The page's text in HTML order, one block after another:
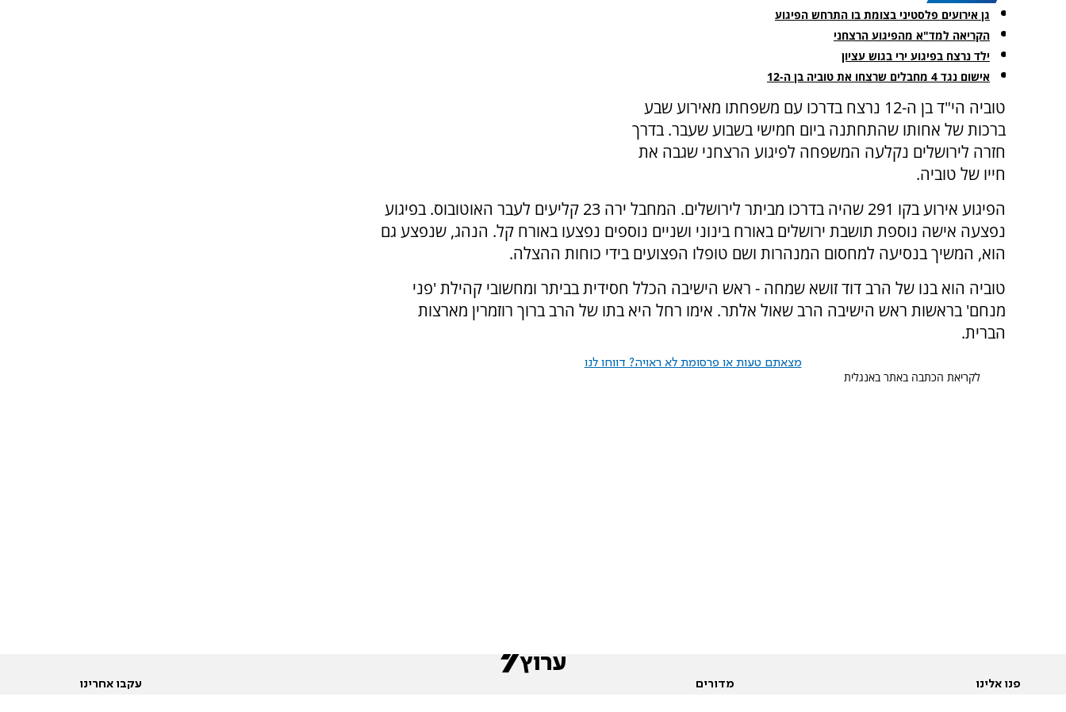
גן אירועים פלסטיני בצומת בו התרחש הפיגוע
הקריאה למד"א מהפיגוע הרצחני
ילד נרצח בפיגוע ירי בגוש עציון
אישום נגד 4 מחבלים שרצחו את טוביה בן ה-12
טוביה הי"ד בן ה-12 נרצח בדרכו עם משפחתו מאירוע שבע
ברכות של אחותו שהתחתנה ביום חמישי בשבוע שעבר. בדרך
חזרה לירושלים נקלעה המשפחה לפיגוע הרצחני שגבה את
חייו של טוביה.
הפיגוע אירוע בקו 291 שהיה בדרכו מביתר לירושלים. המחבל ירה 23 קליעים לעבר האוטובוס. בפיגוע
נפצעה אישה נוספת תושבת ירושלים באורח בינוני ושניים נוספים נפצעו באורח קל. הנהג, שנפצע גם
הוא, המשיך בנסיעה למחסום המנהרות ושם טופלו הפצועים בידי כוחות ההצלה.
טוביה הוא בנו של הרב דוד זושא שמחה - ראש הישיבה הכלל חסידית בביתר ומחשובי קהילת 'פני
מנחם' בראשות ראש הישיבה הרב שאול אלתר. אימו רחל היא בתו של הרב ברוך רוזמרין מארצות
הברית.
מצאתם טעות או פרסומת לא ראויה? דווחו לנו
לקריאת הכתבה באתר באנגלית
פנו אלינו מדורים עקבו אחרינו